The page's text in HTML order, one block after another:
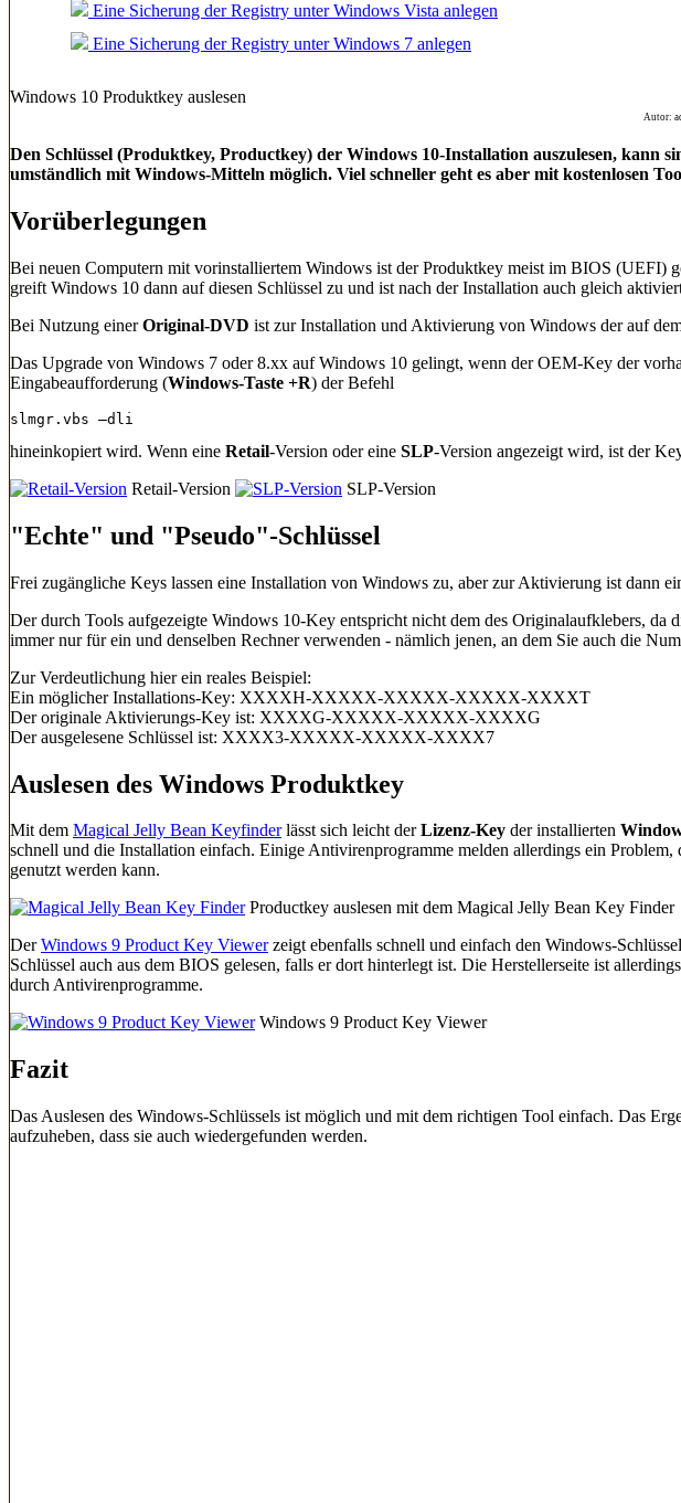
Eine Sicherung der Registry unter Windows Vista anlegen
Eine Sicherung der Registry unter Windows 7 anlegen
Windows 10 Produktkey auslesen
Autor:
Den Schlüssel (Produktkey, Productkey) der Windows 10-Installation auszulesen, kann
umständlich mit Windows-Mitteln möglich. Viel schneller geht es aber mit kostenlosen
Vorüberlegungen
Bei neuen Computern mit vorinstalliertem Windows ist der Produktkey meist im BIOS (UEFI)
greift Windows 10 dann auf diesen Schlüssel zu und ist nach der Installation auch gleich
Bei Nutzung einerOriginal-DVD ist zur Installation und Aktivierung von Windows der auf
Das Upgrade von Windows 7 oder 8.xx auf Windows 10 gelingt, wenn der OEM-Key der
Eingabeaufforderung (Windows-Taste +R) der Befehl
slmgr.vbs –dli
hineinkopiert wird. Wenn eine Retail-Version oder eine SLP-Version angezeigt wird, ist der
Retail-Version
SLP-Version
"Echte" und "Pseudo"-Schlüssel
Frei zugängliche Keys lassen eine Installation von Windows zu, aber zur Aktivierung ist dann
Der durch Tools aufgezeigte Windows 10-Key entspricht nicht dem des Originalaufklebers, da
immer nur für ein und denselben Rechner verwenden - nämlich jenen, an dem Sie auch die
Zur Verdeutlichung hier ein reales Beispiel:
Ein möglicher Installations-Key: XXXXH-XXXXX-XXXXX-XXXXX-XXXXT
Der originale Aktivierungs-Key ist: XXXXG-XXXXX-XXXXX-XXXXG
Der ausgelesene Schlüssel ist: XXXX3-XXXXX-XXXXX-XXXX7
Auslesen des Windows Produktkey
Mit dem Magical Jelly Bean Keyfinderlässt sich leicht derLizenz-Key der installierten
schnell und die Installation einfach. Einige Antivirenprogramme melden allerdings ein
genutzt werden kann.
Productkey auslesen mit dem Magical Jelly Bean Key Finder
DerWindows 9 Product Key Viewerzeigt ebenfalls schnell und einfach den Windows-
Schlüssel auch aus dem BIOS gelesen, falls er dort hinterlegt ist. Die Herstellerseite ist
durch Antivirenprogramme.
Windows 9 Product Key Viewer
Fazit
Das Auslesen des Windows-Schlüssels ist möglich und mit dem richtigen Tool einfach. Das
aufzuheben, dass sie auch wiedergefunden werden.